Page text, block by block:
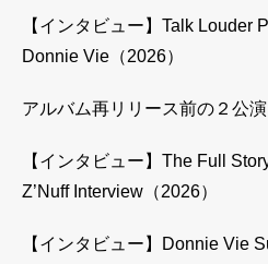
【インタビュー】Talk Louder
Donnie Vie（2026）
アルバム再リリース前の２公演
【インタビュー】The Full
Z’Nuff Interview（2026）
【インタビュー】Donnie Vie